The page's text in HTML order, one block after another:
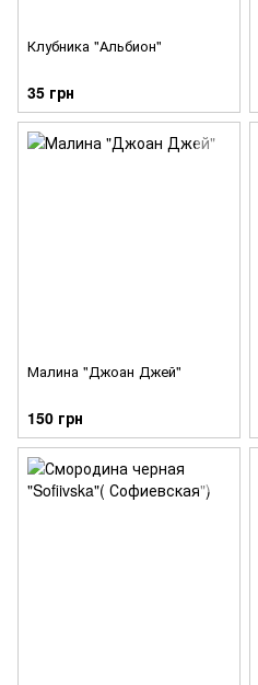
Клубника "Альбион"
35 грн
Малина "Джоан Джей"
150 грн